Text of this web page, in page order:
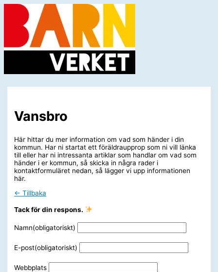
Hoppa
innehåll
Vansbro
Här hittar du mer information om vad som händer i din
kommun. Har ni startat ett föräldraupprop som ni vill länka
till eller har ni intressanta artiklar som handlar om vad som
händer i er kommun, så skicka in några rader i
kontaktformuläret nedan, så lägger vi upp informationen
här.
← Tillbaka
Tack för din respons.
Namn(obligatoriskt)
E-post(obligatoriskt)
Webbplats